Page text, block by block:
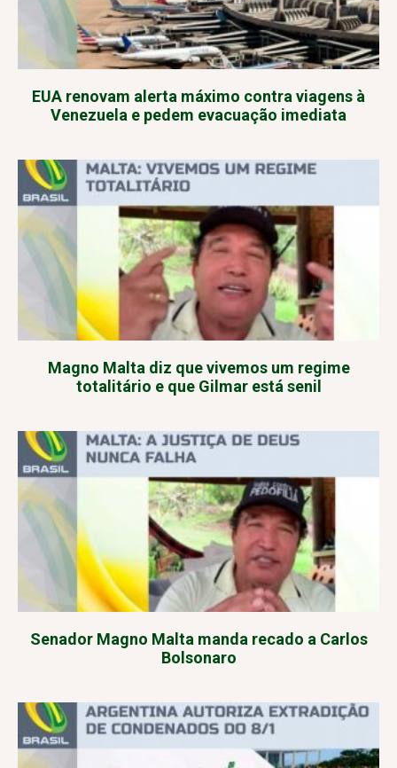
EUA renovam alerta máximo contra viagens à
Venezuela e pedem evacuação imediata
Magno Malta diz que vivemos um regime
totalitário e que Gilmar está senil
Senador Magno Malta manda recado a Carlos
Bolsonaro